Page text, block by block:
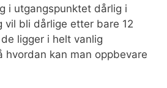
i utgangspunktet dårlig i
vil bli dårlige etter bare 12
ligger i helt vanlig
hvordan kan man oppbevare